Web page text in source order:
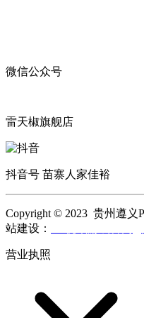
微信公众号
雷天椒旗舰店
抖音号 苗寨人家佳裕
Copyright © 2023 贵州遵
站建设：
营业执照